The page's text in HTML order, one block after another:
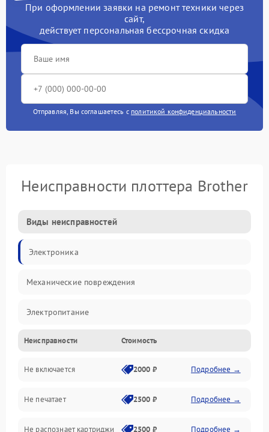
При оформлении заявки на ремонт техники через
сайт,
действует персональная бессрочная скидка
Отправляя, Вы соглашаетесь с политикой конфиденциальности
Неисправности плоттера Brother
Виды неисправностей
Электроника
Механические повреждения
Электропитание
Работа системы
Механика
Оптика
Неисправности Стоимость
Не включается 2000 ₽ Подробнее →
Не печатает 2500 ₽ Подробнее →
Не распознает картриджи 2500 ₽ Подробнее →